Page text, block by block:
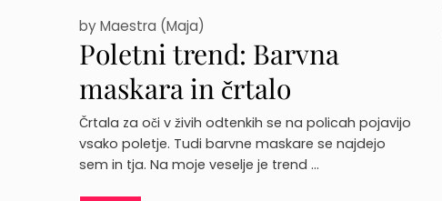
Poletni trend: Barvna
maskara in črtalo
byMaestra (Maja)
Črtala za oči v živih odtenkih se na policah pojavijo
vsako poletje. Tudi barvne maskare se najdejo
sem in tja. Na moje veselje je trend …